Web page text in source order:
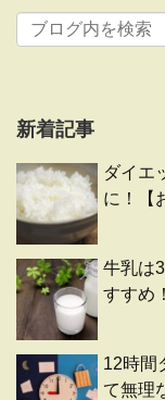
新着記事
ダイエ
に！【
牛乳は
すすめ！
12時間
て無理